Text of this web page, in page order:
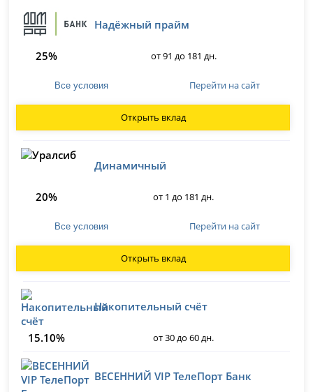
Надёжный прайм
25% от 91 до 181 дн.
Все условия Перейти на сайт
Открыть вклад
Динамичный
20% от 1 до 181 дн.
Все условия Перейти на сайт
Открыть вклад
Накопительный счёт
15.10% от 30 до 60 дн.
ВЕСЕННИЙ VIP ТелеПорт Банк